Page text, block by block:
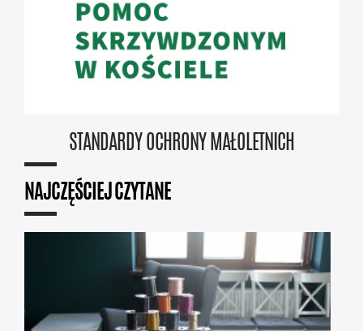
STANDARDY OCHRONY MAŁOLETNICH
NAJCZĘŚCIEJ CZYTANE